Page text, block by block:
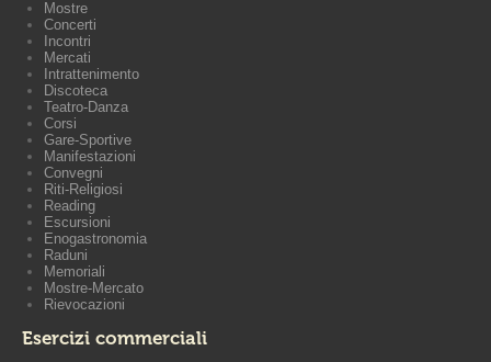
Mostre
Concerti
Incontri
Mercati
Intrattenimento
Discoteca
Teatro-Danza
Corsi
Gare-Sportive
Manifestazioni
Convegni
Riti-Religiosi
Reading
Escursioni
Enogastronomia
Raduni
Memoriali
Mostre-Mercato
Rievocazioni
Esercizi commerciali